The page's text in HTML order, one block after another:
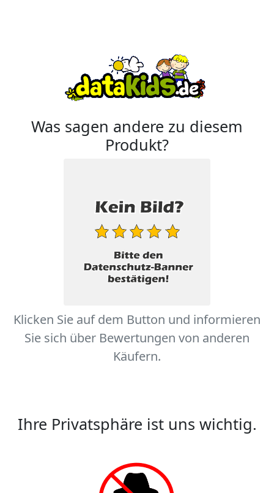
Was sagen andere zu diesem
Produkt?
Klicken Sie auf dem Button und informieren
Sie sich über Bewertungen von anderen
Käufern.
Ihre Privatsphäre ist uns wichtig.